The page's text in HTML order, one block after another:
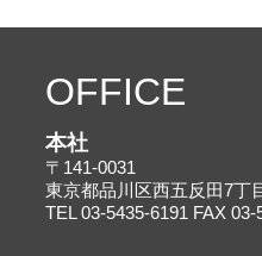
OFFICE
本社
〒141-0031
東京都品川区西五反田7丁
TEL 03-5435-6191 FAX 03-